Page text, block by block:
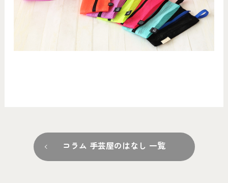
コラム 手芸屋のはなし 一覧